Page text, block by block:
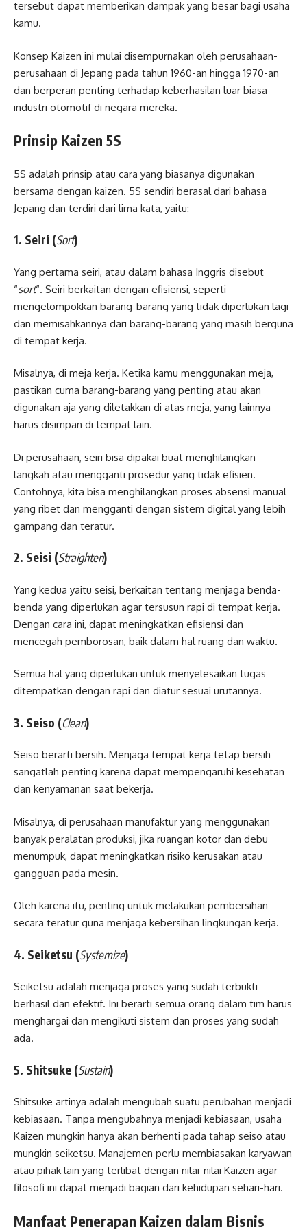
tersebut dapat memberikan dampak yang besar bagi usaha
kamu.
Konsep Kaizen ini mulai disempurnakan oleh perusahaan-
perusahaan di Jepang pada tahun 1960-an hingga 1970-an
dan berperan penting terhadap keberhasilan luar biasa
industri otomotif di negara mereka.
Prinsip Kaizen 5S
5S adalah prinsip atau cara yang biasanya digunakan
bersama dengan kaizen. 5S sendiri berasal dari bahasa
Jepang dan terdiri dari lima kata, yaitu:
1. Seiri (Sort)
Yang pertama seiri, atau dalam bahasa Inggris disebut
“sort“. Seiri berkaitan dengan efisiensi, seperti
mengelompokkan barang-barang yang tidak diperlukan lagi
dan memisahkannya dari barang-barang yang masih berguna
di tempat kerja.
Misalnya, di meja kerja. Ketika kamu menggunakan meja,
pastikan cuma barang-barang yang penting atau akan
digunakan aja yang diletakkan di atas meja, yang lainnya
harus disimpan di tempat lain.
Di perusahaan, seiri bisa dipakai buat menghilangkan
langkah atau mengganti prosedur yang tidak efisien.
Contohnya, kita bisa menghilangkan proses absensi manual
yang ribet dan mengganti dengan sistem digital yang lebih
gampang dan teratur.
2. Seisi (Straighten)
Yang kedua yaitu seisi, berkaitan tentang menjaga benda-
benda yang diperlukan agar tersusun rapi di tempat kerja.
Dengan cara ini, dapat meningkatkan efisiensi dan
mencegah pemborosan, baik dalam hal ruang dan waktu.
Semua hal yang diperlukan untuk menyelesaikan tugas
ditempatkan dengan rapi dan diatur sesuai urutannya.
3. Seiso (Clean)
Seiso berarti bersih. Menjaga tempat kerja tetap bersih
sangatlah penting karena dapat mempengaruhi kesehatan
dan kenyamanan saat bekerja.
Misalnya, di perusahaan manufaktur yang menggunakan
banyak peralatan produksi, jika ruangan kotor dan debu
menumpuk, dapat meningkatkan risiko kerusakan atau
gangguan pada mesin.
Oleh karena itu, penting untuk melakukan pembersihan
secara teratur guna menjaga kebersihan lingkungan kerja.
4. Seiketsu (Systemize)
Seiketsu adalah menjaga proses yang sudah terbukti
berhasil dan efektif. Ini berarti semua orang dalam tim harus
menghargai dan mengikuti sistem dan proses yang sudah
ada.
5. Shitsuke (Sustain)
Shitsuke artinya adalah mengubah suatu perubahan menjadi
kebiasaan. Tanpa mengubahnya menjadi kebiasaan, usaha
Kaizen mungkin hanya akan berhenti pada tahap seiso atau
mungkin seiketsu. Manajemen perlu membiasakan karyawan
atau pihak lain yang terlibat dengan nilai-nilai Kaizen agar
filosofi ini dapat menjadi bagian dari kehidupan sehari-hari.
Manfaat Penerapan Kaizen dalam Bisnis